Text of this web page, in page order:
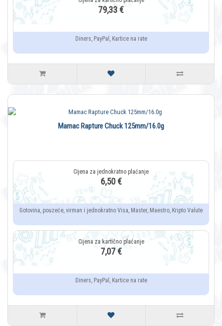
79,33 €
Diners, PayPal, Kartice na rate
Mamac Rapture Chuck 125mm/16.0g
6,50 €
Gotovina, pouzeće, virman i jednokratno Visa, Master, Maestro, Kripto Valute
7,07 €
Diners, PayPal, Kartice na rate